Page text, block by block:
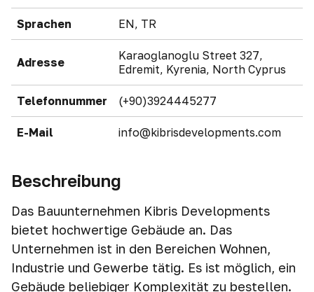
Sprachen EN, TR
Adresse
Karaoğlanoğlu Street 327,
Edremit, Kyrenia, North Cyprus
Telefonnummer (+90)3924445277
E-Mail info@kibrisdevelopments.com
Beschreibung
Das Bauunternehmen Kibris Developments
bietet hochwertige Gebäude an. Das
Unternehmen ist in den Bereichen Wohnen,
Industrie und Gewerbe tätig. Es ist möglich, ein
Gebäude beliebiger Komplexität zu bestellen.